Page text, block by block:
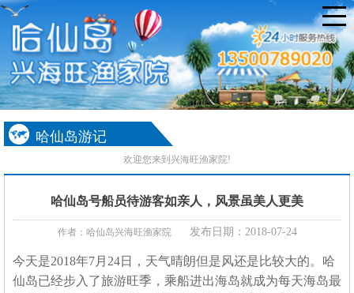
哈仙岛游记
欢迎您来到兴海旺渔家院!
哈仙岛号船员待游客如亲人，风景虽美人更美
作者：哈仙岛兴海旺渔家院 发布日期：2018-07-24
今天是2018年7月 24日，天气晴朗但是风还是比较大的。哈
仙岛已经步入了旅游旺季，乘船进出海岛就成为每天海岛最